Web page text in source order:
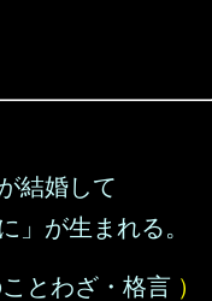
結婚して
」が生まれる。
とわざ・格言 ）